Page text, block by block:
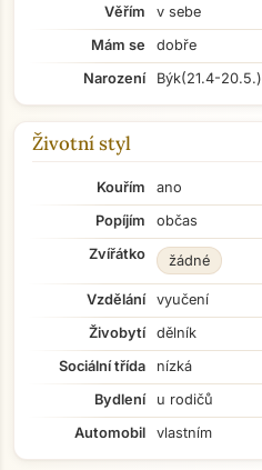
Věřím
v sebe
Mám se
dobře
Narození
Býk(21.4-20.5.)
Životní styl
Kouřím
ano
Popíjím
občas
Zvířátko
žádné
Vzdělání
vyučení
Živobytí
dělník
Sociální třída
nízká
Bydlení
u rodičů
Automobil
vlastním